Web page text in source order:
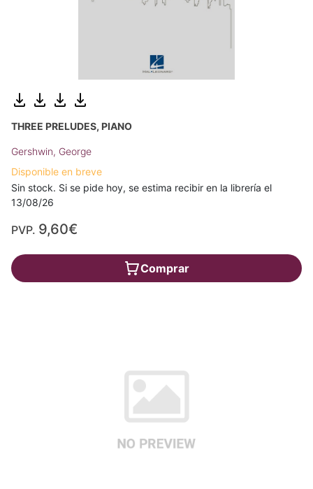
THREE PRELUDES, PIANO
Gershwin, George
Disponible en breve
Sin stock. Si se pide hoy, se estima recibir en la librería el
13/08/26
PVP. 9,60€
Comprar